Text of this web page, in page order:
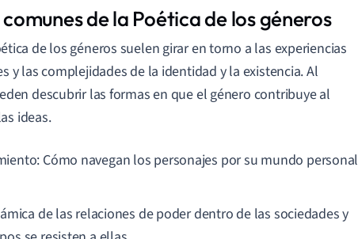
de la Poética de los géneros
de los géneros suelen girar en torno a las experiencias
y las complejidades de la identidad y la existencia. Al
descubrir las formas en que el género contribuye al
ideas.
Cómo navegan los personajes por su mundo personal
de las relaciones de poder dentro de las sociedades y